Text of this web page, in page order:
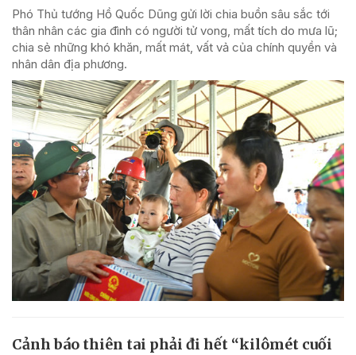
Phó Thủ tướng Hồ Quốc Dũng gửi lời chia buồn sâu sắc tới
thân nhân các gia đình có người tử vong, mất tích do mưa lũ;
chia sẻ những khó khăn, mất mát, vất vả của chính quyền và
nhân dân địa phương.
Cảnh báo thiên tai phải đi hết “kilômét cuối